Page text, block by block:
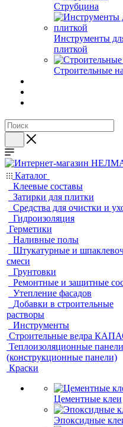
Струбцина
Инструменты
плиткой
Строительные
Каталог
Клеевые составы
Затирки для плитки
Средства для очистки и
Гидроизоляция
Герметики
Наливные полы
Штукатурные и
смеси
Грунтовки
Ремонтные и защитные
Утепление фасадов
Добавки в строительные
растворы
Инструменты
Строительные ведра
Теплоизоляционные панели
(конструкционные панели)
Краски
Цементные клеи
Эпоксидные